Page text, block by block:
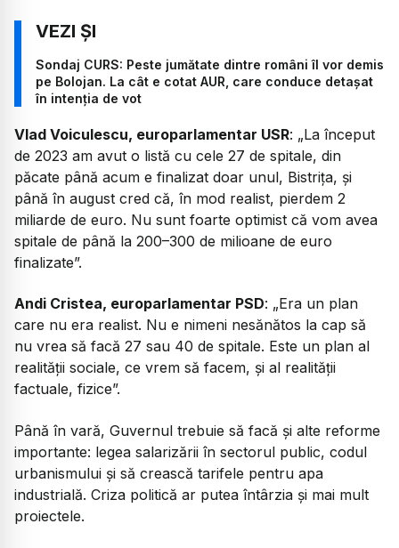
Sondaj CURS: Peste jumătate dintre români îl vor demis
pe Bolojan. La cât e cotat AUR, care conduce detașat
în intenția de vot
Vlad Voiculescu, europarlamentar USR: „La început
de 2023 am avut o listă cu cele 27 de spitale, din
păcate până acum e finalizat doar unul, Bistrița, și
până în august cred că, în mod realist, pierdem 2
miliarde de euro. Nu sunt foarte optimist că vom avea
spitale de până la 200–300 de milioane de euro
finalizate”.
Andi Cristea, europarlamentar PSD: „Era un plan
care nu era realist. Nu e nimeni nesănătos la cap să
nu vrea să facă 27 sau 40 de spitale. Este un plan al
realității sociale, ce vrem să facem, și al realității
factuale, fizice”.
Până în vară, Guvernul trebuie să facă și alte reforme
importante: legea salarizării în sectorul public, codul
urbanismului și să crească tarifele pentru apa
industrială. Criza politică ar putea întârzia și mai mult
proiectele.